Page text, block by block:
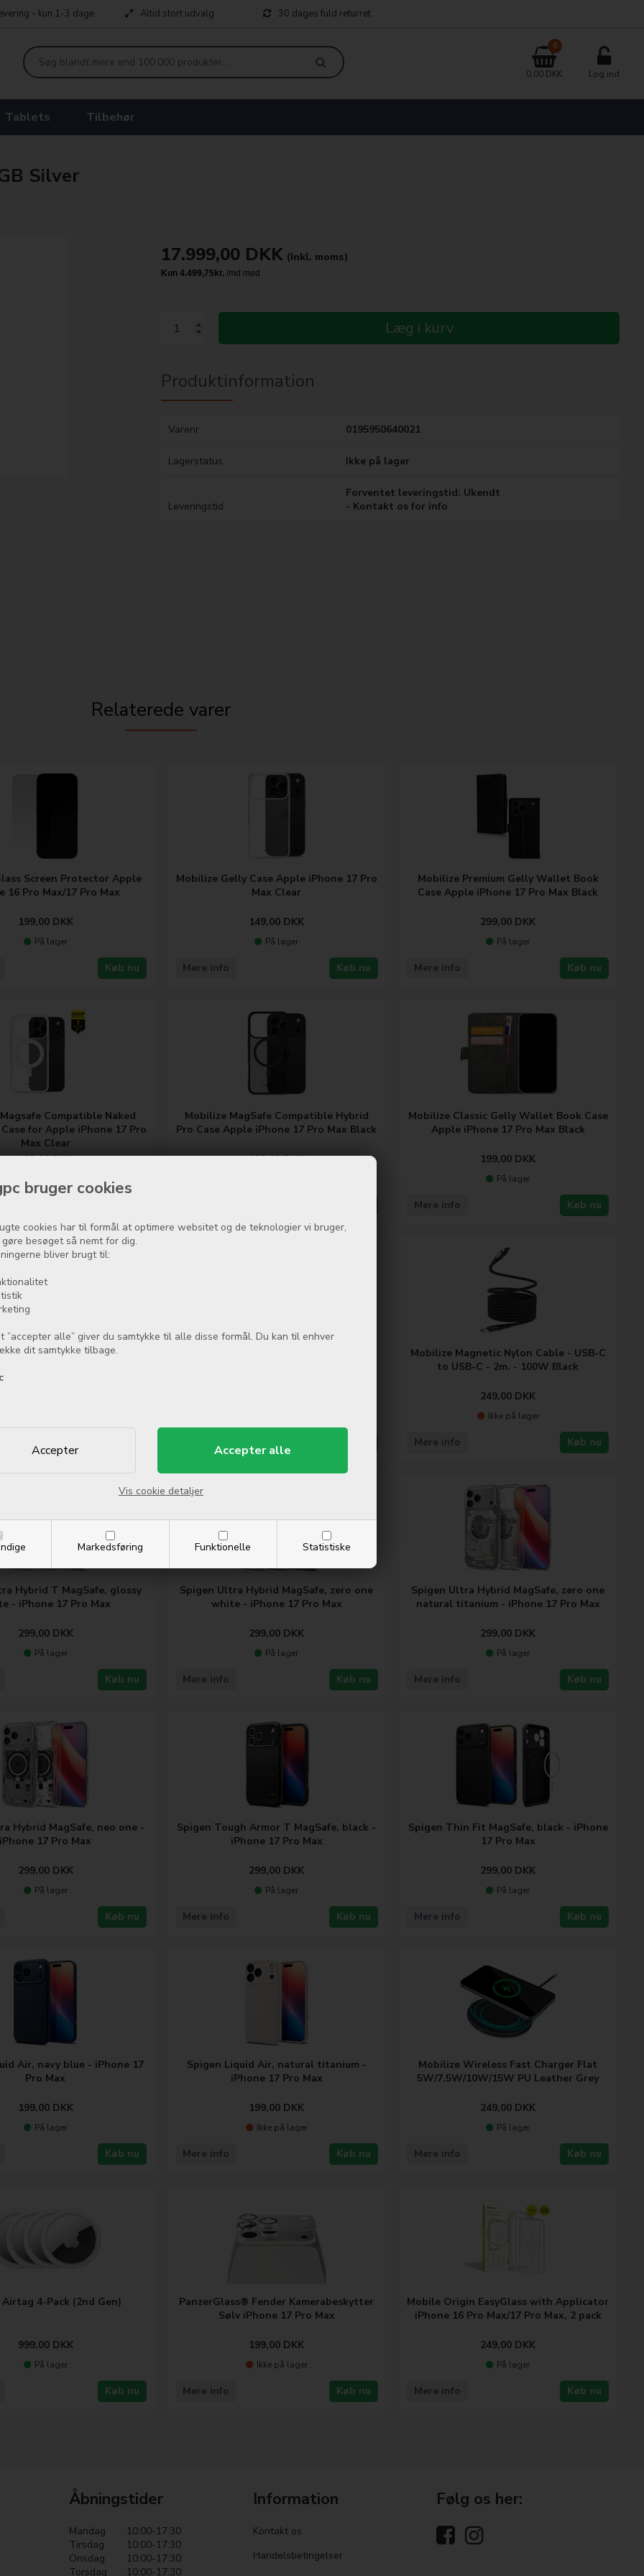
bruger cookies
cookies har til formål at optimere websitet og de teknologier vi bruger,
besøget så nemt for dig.
bliver brugt til:
”accepter alle” giver du samtykke til alle disse formål. Du kan til enhver
dit samtykke tilbage.
Markedsføring Funktionelle Statistiske
Vis cookie detaljer
- kun 1-3 dage Altid stort udvalg 30 dages fuld returret
0
0,00 DKK Log ind
Tablets Tilbehør
Silver
17.999,00DKK (Inkl. moms)
Læg i kurv
Produktinformation
Varenr 0195950640021
Lagerstatus Ikke på lager
Leveringstid
Forventet leveringstid: Ukendt
- Kontakt os for info
Relaterede varer
Screen Protector Apple
16 Pro Max/17 Pro Max
199,00 DKK
På lager
Køb nu
Mobilize Gelly Case Apple iPhone 17 Pro
Max Clear
149,00 DKK
På lager
Køb nu
Mere info
Mobilize Premium Gelly Wallet Book
Case Apple iPhone 17 Pro Max Black
299,00 DKK
På lager
Køb nu
Mere info
Compatible Naked
for Apple iPhone 17 Pro
Max Clear
199,00DKK
Mobilize MagSafe Compatible Hybrid
Pro Case Apple iPhone 17 Pro Max Black
199,00DKK
Mobilize Classic Gelly Wallet Book Case
Apple iPhone 17 Pro Max Black
199,00 DKK
På lager
Køb nu
Mere info
Glass Screen Protector for
Mobilize Magnetic Nylon Cable - USB-C
to USB-C - 2m. - 100W Black
249,00 DKK
Ikke på lager
Køb nu
Mere info
Hybrid T MagSafe, glossy
- iPhone 17 Pro Max
299,00 DKK
På lager
Køb nu
Spigen Ultra Hybrid MagSafe, zero one
white - iPhone 17 Pro Max
299,00 DKK
På lager
Køb nu
Mere info
Spigen Ultra Hybrid MagSafe, zero one
natural titanium - iPhone 17 Pro Max
299,00 DKK
På lager
Køb nu
Mere info
Hybrid MagSafe, neo one -
iPhone 17 Pro Max
299,00 DKK
På lager
Køb nu
Spigen Tough Armor T MagSafe, black -
iPhone 17 Pro Max
299,00 DKK
På lager
Køb nu
Mere info
Spigen Thin Fit MagSafe, black - iPhone
17 Pro Max
299,00 DKK
På lager
Køb nu
Mere info
Air, navy blue - iPhone 17
Pro Max
199,00 DKK
På lager
Køb nu
Spigen Liquid Air, natural titanium -
iPhone 17 Pro Max
199,00 DKK
Ikke på lager
Køb nu
Mere info
Mobilize Wireless Fast Charger Flat
5W/7.5W/10W/15W PU Leather Grey
249,00 DKK
På lager
Køb nu
Mere info
4-Pack (2nd Gen)
999,00 DKK
På lager
Køb nu
PanzerGlass® Fender Kamerabeskytter
Sølv iPhone 17 Pro Max
199,00 DKK
Ikke på lager
Køb nu
Mere info
Mobile Origin EasyGlass with Applicator
iPhone 16 Pro Max/17 Pro Max, 2 pack
249,00 DKK
På lager
Køb nu
Mere info
Åbningstider
Mandag
10:00-17:30
Tirsdag
10:00-17:30
Onsdag
10:00-17:30
Torsdag
10:00-17:30
Information
Kontakt os
Handelsbetingelser
Følg os her: